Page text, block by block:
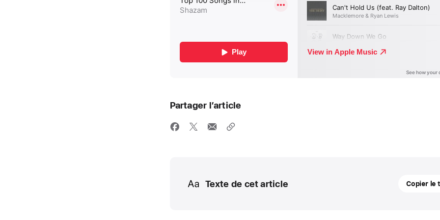
Partager l’article
Texte de cet article
20Copier le